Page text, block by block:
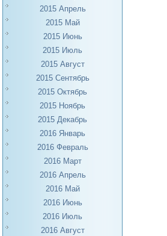
2015 Апрель
2015 Май
2015 Июнь
2015 Июль
2015 Август
2015 Сентябрь
2015 Октябрь
2015 Ноябрь
2015 Декабрь
2016 Январь
2016 Февраль
2016 Март
2016 Апрель
2016 Май
2016 Июнь
2016 Июль
2016 Август